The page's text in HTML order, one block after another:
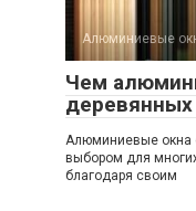
Алюминиевые
Чем
деревянных
Алюминиевые окна
выбором для
благодаря своим